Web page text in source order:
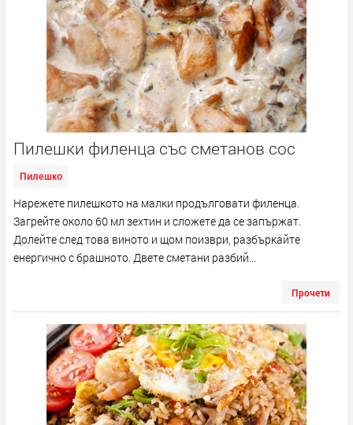
Пилешки филенца със сметанов сос
Пилешко
Нарежете пилешкото на малки продълговати филенца.
Загрейте около 60 мл зехтин и сложете да се запържат.
Долейте след това виното и щом поизври, разбъркайте
енергично с брашното. Двете сметани разбий...
Прочети